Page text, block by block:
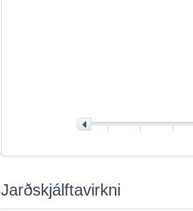
Jarðskjálftavirkni